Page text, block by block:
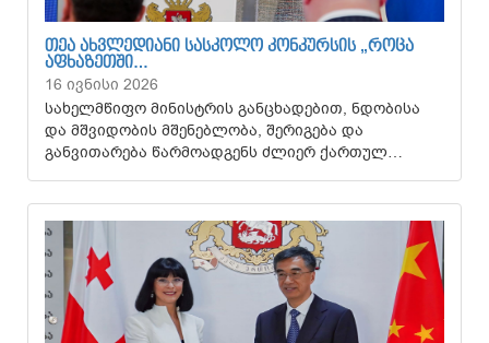
ᲗᲔᲐ ᲐᲮᲕᲚᲔᲓᲘᲐᲜᲘ ᲡᲐᲡᲙᲝᲚᲝ ᲙᲝᲜᲙᲣᲠᲡᲘᲡ „ᲠᲝᲪᲐ
ᲐᲤᲮᲐᲖᲔᲗᲨᲘ…
16 ივნისი 2026
სახელმწიფო მინისტრის განცხადებით, ნდობისა
და მშვიდობის მშენებლობა, შერიგება და
განვითარება წარმოადგენს ძლიერ ქართულ…